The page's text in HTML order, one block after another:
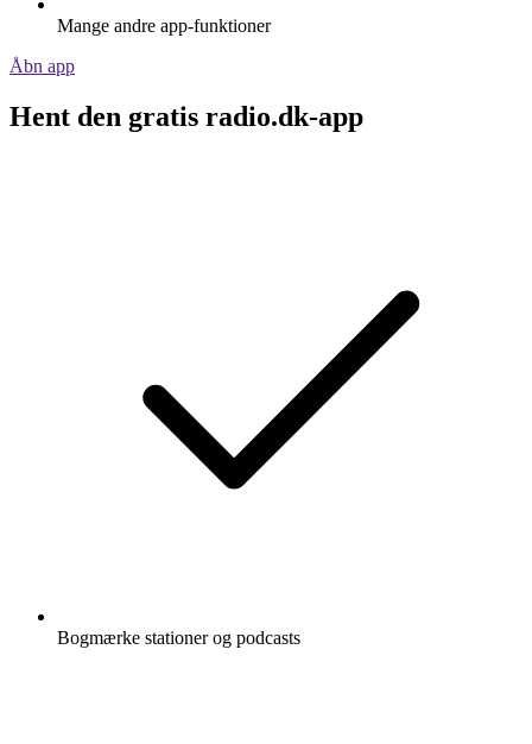
Mange andre app-funktioner
Åbn app
Hent den gratis radio.dk-app
Bogmærke stationer og podcasts